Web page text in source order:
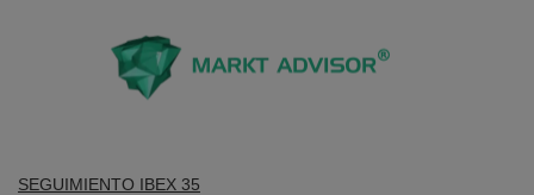
SEGUIMIENTO IBEX 35